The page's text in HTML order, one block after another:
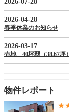
物件レポート